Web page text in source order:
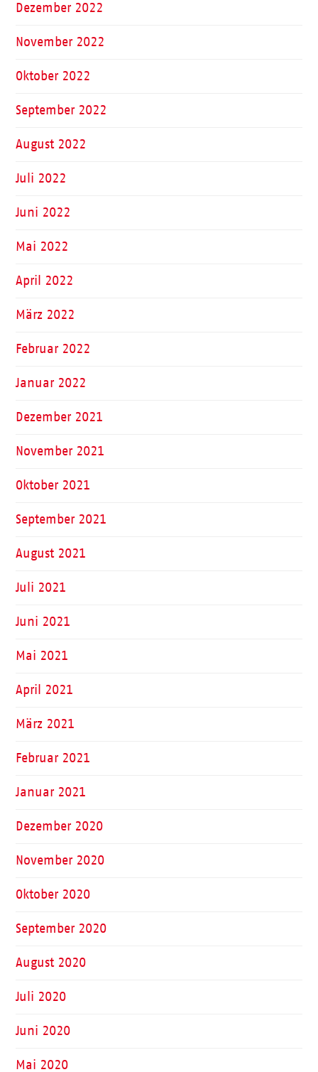
Dezember 2022
November 2022
Oktober 2022
September 2022
August 2022
Juli 2022
Juni 2022
Mai 2022
April 2022
März 2022
Februar 2022
Januar 2022
Dezember 2021
November 2021
Oktober 2021
September 2021
August 2021
Juli 2021
Juni 2021
Mai 2021
April 2021
März 2021
Februar 2021
Januar 2021
Dezember 2020
November 2020
Oktober 2020
September 2020
August 2020
Juli 2020
Juni 2020
Mai 2020